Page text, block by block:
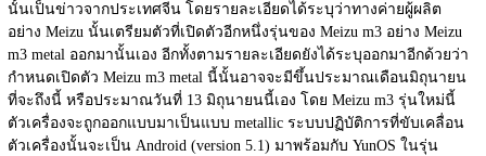
นั้นเป็นข่าวจากประเทศจีน โดยรายละเอียดได้ระบุว่าทางค่ายผู้ผลิต
อย่าง Meizu นั้นเตรียมตัวที่เปิดตัวอีกหนึ่งรุ่นของ Meizu m3 อย่าง Meizu
m3 metal ออกมานั้นเอง อีกทั้งตามรายละเอียดยังได้ระบุออกมาอีกด้วยว่า
กำหนดเปิดตัว Meizu m3 metal นี้นั้นอาจจะมีขึ้นประมาณเดือนมิถุนายน
ที่จะถึงนี้ หรือประมาณวันที่ 13 มิถุนายนนี้เอง โดย Meizu m3 รุ่นใหม่นี้
ตัวเครื่องจะถูกออกแบบมาเป็นแบบ metallic ระบบปฏิบัติการที่ขับเคลื่อน
ตัวเครื่องนั้นจะเป็น Android (version 5.1) มาพร้อมกับ YunOS ในรุ่น